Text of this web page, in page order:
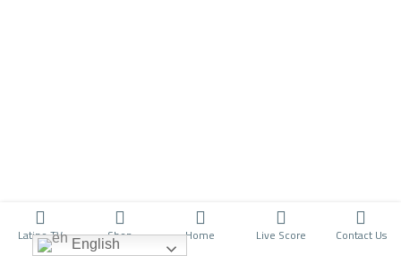
Latino TV Shop Home Live Score Contact Us
English